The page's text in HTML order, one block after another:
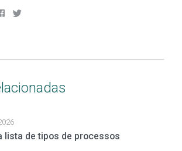
lista de tipos de processos